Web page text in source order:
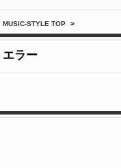
MUSIC-STYLE TOP >
エラー